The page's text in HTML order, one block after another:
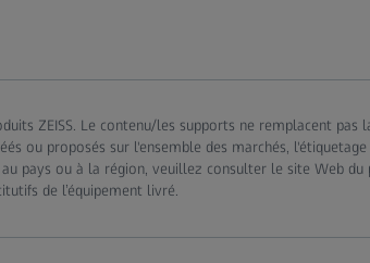
ZEISS. Le contenu/les supports ne remplacent
ou proposés sur l'ensemble des marchés,
pays ou à la région, veuillez consulter le site Web du
de l’équipement livré.